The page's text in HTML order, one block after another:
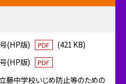
(HP版) PDF
(421 KB)
(HP版)
PDF
藤中学校いじめ防止等のための